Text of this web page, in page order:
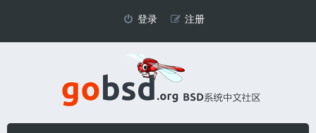
登录 注册